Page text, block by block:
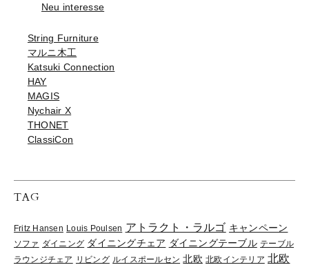
Neu interesse
String Furniture
マルニ木工
Katsuki Connection
HAY
MAGIS
Nychair X
THONET
ClassiCon
TAG
Fritz Hansen Louis Poulsen アトラクト・ラルゴ キャンペーン
ソファ ダイニング ダイニングチェア ダイニングテーブル テーブル
ラウンジチェア リビング ルイスポールセン 北欧 北欧インテリア 北欧